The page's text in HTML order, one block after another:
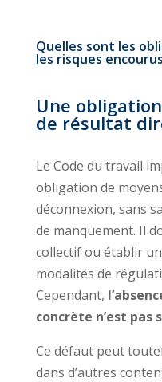
Quelles sont les
les risques
Une
de résultat
Le Code du travail
obligation de
déconnexion, sans
de manquement. Il
collectif ou établir
modalités de
Cependant,
concrète n’est
Ce défaut peut
dans d’autres